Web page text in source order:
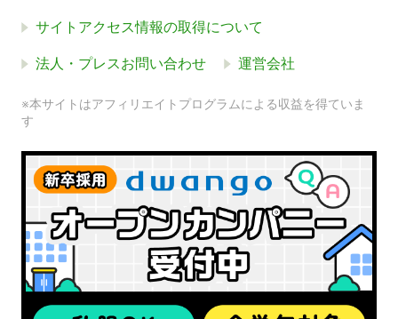
サイトアクセス情報の取得について
法人・プレスお問い合わせ 運営会社
※本サイトはアフィリエイトプログラムによる収益を得ていま
す